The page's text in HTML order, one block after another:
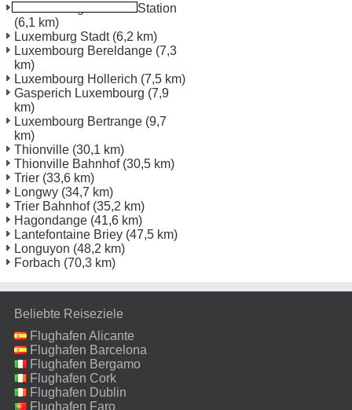
Luxembourg Bahnhof Station
(6,1 km)
Luxemburg Stadt(6,2 km)
Luxembourg Bereldange (7,3
km)
Luxembourg Hollerich (7,5 km)
Gasperich Luxembourg (7,9
km)
Luxembourg Bertrange (9,7
km)
Thionville (30,1 km)
Thionville Bahnhof(30,5 km)
Trier (33,6 km)
Longwy (34,7 km)
Trier Bahnhof(35,2 km)
Hagondange (41,6 km)
Lantefontaine Briey (47,5 km)
Longuyon (48,2 km)
Forbach (70,3 km)
Beliebte Reiseziele
Flughafen Alicante
Flughafen Barcelona
Flughafen Bergamo
Flughafen Cork
Flughafen Dublin
Flughafen Faro